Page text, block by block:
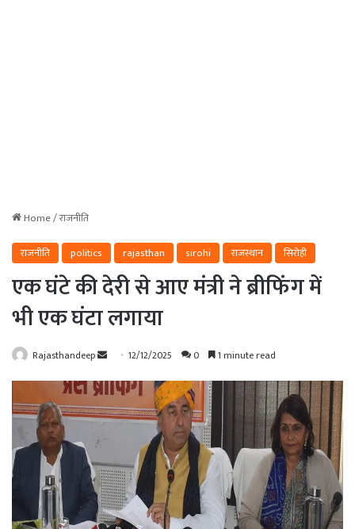
Home/राजनीति
राजनीति
politics rajasthan sirohi राजस्थान सिरोही
एक घंटे की देरी से आए मंत्री ने ब्रीफिंग में
भी एक घंटा लगाया
Rajasthandeep
Send
email
12/12/2025 0 1 minute read